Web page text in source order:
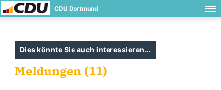
CDU Dortmund
Dies könnte Sie auch interessieren...
Meldungen (11)